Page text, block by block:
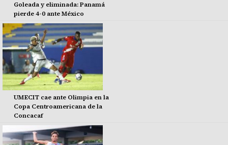
Goleada y eliminada: Panamá
pierde 4-0 ante México
UMECIT cae ante Olimpia en la
Copa Centroamericana de la
Concacaf